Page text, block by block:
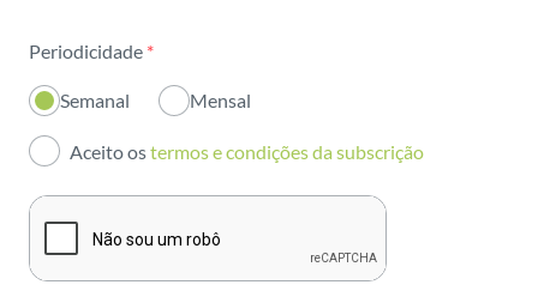
Inovação
Investidores
Publicações
Periodicidade *
Semanal Mensal
Aceito ostermos e condições da subscrição